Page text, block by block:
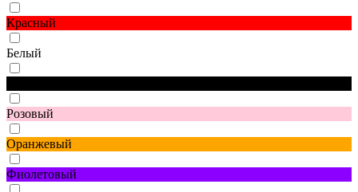
Красный
Белый
Розовый
Оранжевый
Фиолетовый